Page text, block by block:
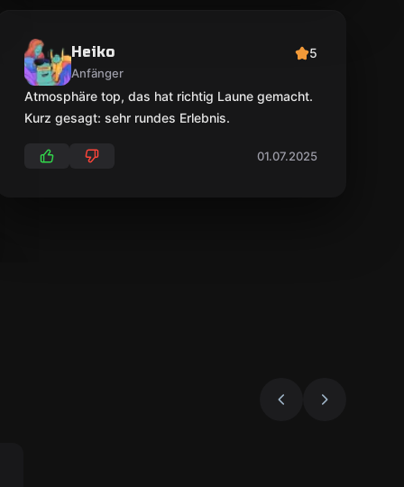
Heiko
Anfänger
5
Atmosphäre top, das hat richtig Laune gemacht.
Kurz gesagt: sehr rundes Erlebnis.
01.07.2025